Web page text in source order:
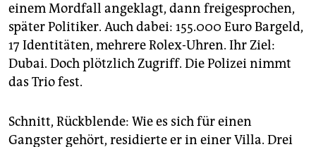
einem Mordfall angeklagt, dann freigesprochen,
später Politiker. Auch dabei: 155.000 Euro Bargeld,
17 Identitäten, mehrere Rolex-Uhren. Ihr Ziel:
Dubai. Doch plötzlich Zugriff. Die Polizei nimmt
das Trio fest.
Schnitt, Rückblende: Wie es sich für einen
Gangster gehört, residierte er in einer Villa. Drei